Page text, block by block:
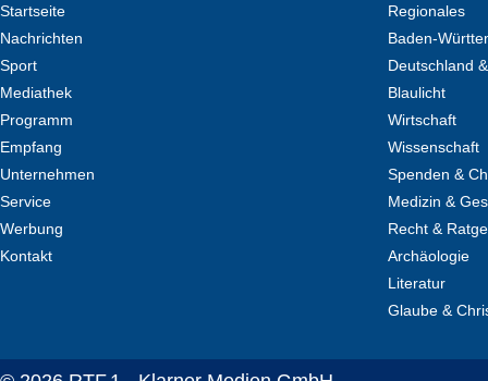
Startseite
Nachrichten
Sport
Mediathek
Programm
Empfang
Unternehmen
Service
Werbung
Kontakt
Regionales
Baden-
Deutschland
Blaulicht
Wirtschaft
Wissenschaft
Spenden &
Medizin &
Recht &
Archäologie
Literatur
Glaube &